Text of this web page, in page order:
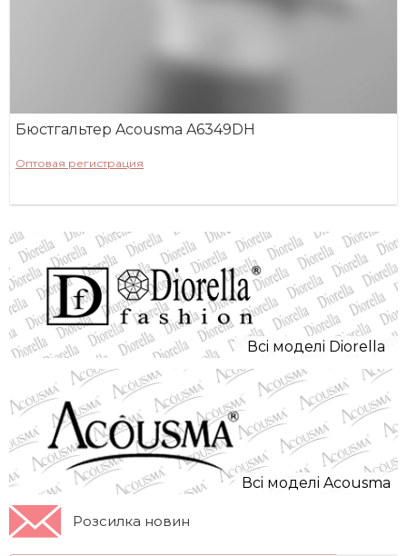
Бюстгальтер Acousma A6349DH
Оптовая регистрация
Всi моделi Diorella
Всi моделi Acousma
Розсилка новин